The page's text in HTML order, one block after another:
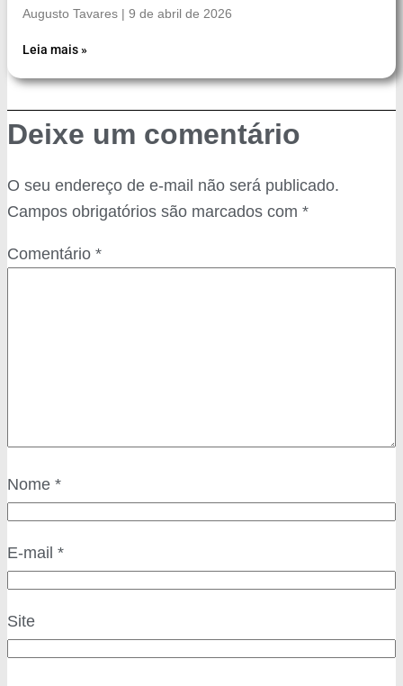
Augusto Tavares 9 de abril de 2026
Leia mais »
Deixe um comentário
O seu endereço de e-mail não será publicado.
Campos obrigatórios são marcados com *
Comentário *
Nome *
E-mail *
Site